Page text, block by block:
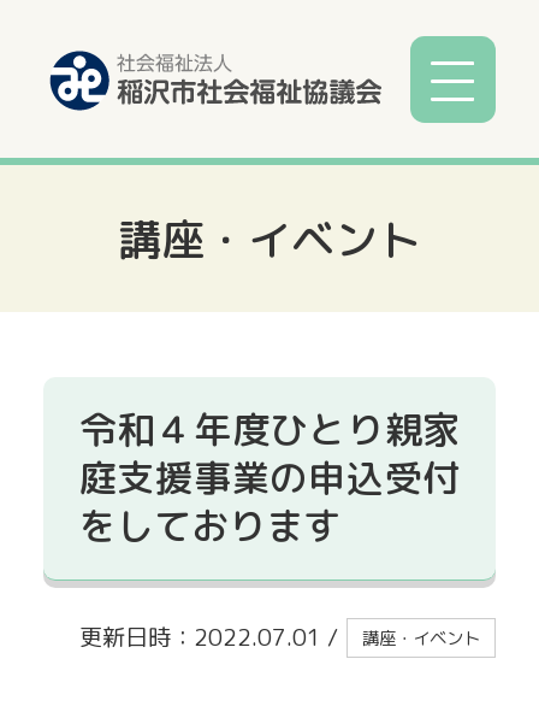
社協とは
社協事業
サービス
寄付募金
講座・イベント
令和４年度ひとり親家
庭支援事業の申込受付
をしております
更新日時：2022.07.01 / 講座・イベント